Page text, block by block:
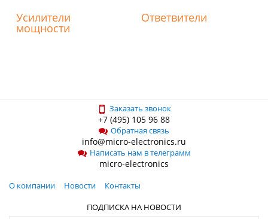
Усилители
мощности
Ответвители
Заказать звонок
+7 (495) 105 96 88
Обратная связь
info@micro-electronics.ru
Написать нам в телеграмм
micro-electronics
О компании Новости
Контакты
ПОДПИСКА НА НОВОСТИ